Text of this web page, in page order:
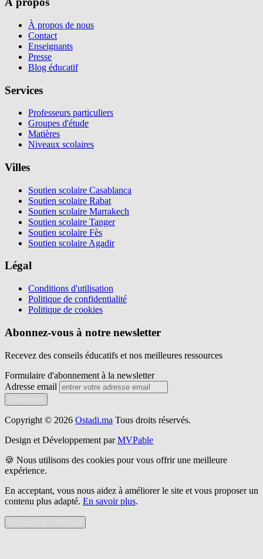
À propos de nous
Contact
Enseignants
Presse
Blog éducatif
Services
Professeurs particuliers
Groupes d'étude
Matières
Niveaux scolaires
Villes
Soutien scolaire Casablanca
Soutien scolaire Rabat
Soutien scolaire Marrakech
Soutien scolaire Tanger
Soutien scolaire Fès
Soutien scolaire Agadir
Légal
Conditions d'utilisation
Politique de confidentialité
Politique de cookies
Abonnez-vous à notre newsletter
Recevez des conseils éducatifs et nos meilleures ressources
Formulaire d'abonnement à la newsletter
Adresse email
Copyright © 2026 Ostadi.ma Tous droits réservés.
Design et Développement par MVPable
🍪 Nous utilisons des cookies pour vous offrir une meilleure
expérience.
En acceptant, vous nous aidez à améliorer le site et vous proposer un
contenu plus adapté. En savoir plus.